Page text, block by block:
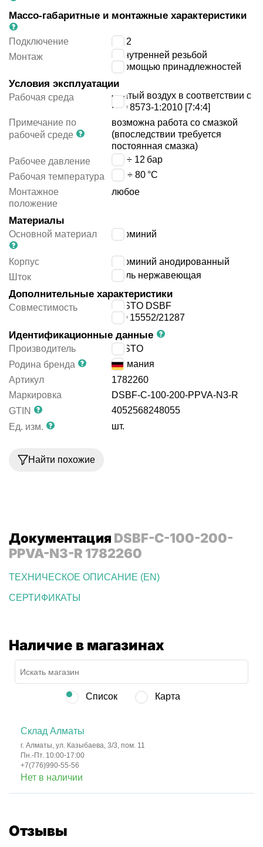
Массо-габаритные и монтажные характеристики
Подключение
G1/2
Монтаж
с внутренней резьбой
с помощью принадлежностей
Условия эксплуатации
Рабочая среда
сжатый воздух в соответствии с
ISO 8573-1:2010 [7:4:4]
Примечание по
рабочей среде
возможна работа со смазкой
(впоследствии требуется
постоянная смазка)
Рабочее давление
0.6 ÷ 12 бар
Рабочая температура
-20 ÷ 80 °C
Монтажное
положение
любое
Материалы
Основной материал алюминий
Корпус
алюминий анодированный
Шток
сталь нержавеющая
Дополнительные характеристики
Совместимость
FESTO DSBF
ISO 15552/21287
Идентификационные данные
Производитель
FESTO
Родина бренда
Германия
Артикул
1782260
Маркировка
DSBF-C-100-200-PPVA-N3-R
GTIN
4052568248055
Ед. изм.
шт.
Найти похожие
Документация DSBF-C-100-200-
PPVA-N3-R 1782260
ТЕХНИЧЕСКОЕ ОПИСАНИЕ (EN)
СЕРТИФИКАТЫ
Наличие в магазинах
Список Карта
Склад Алматы
г. Алматы, ул. Казыбаева, 3/3, пом. 11
Пн.-Пт. 10:00-17:00
+7(776)990-55-56
Нет в наличии
Отзывы